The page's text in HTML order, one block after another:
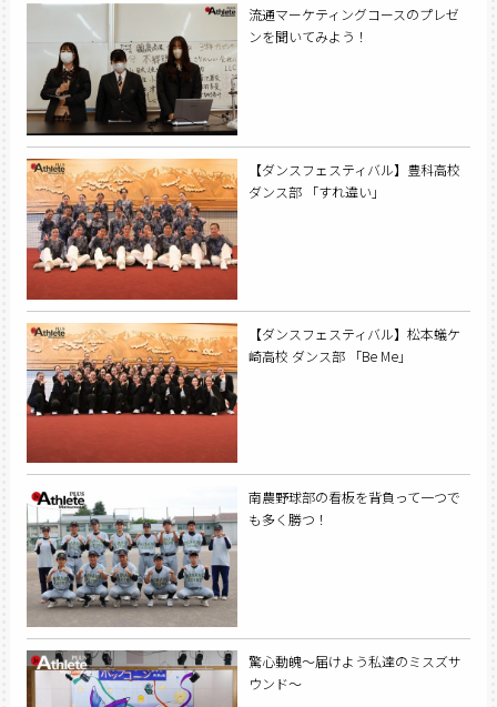
流通マーケティングコースのプレゼ
ンを聞いてみよう！
【ダンスフェスティバル】豊科高校
ダンス部 「すれ違い」
【ダンスフェスティバル】松本蟻ケ
崎高校 ダンス部 「Be Me」
南農野球部の看板を背負って一つで
も多く勝つ！
驚心動魄～届けよう私達のミスズサ
ウンド〜